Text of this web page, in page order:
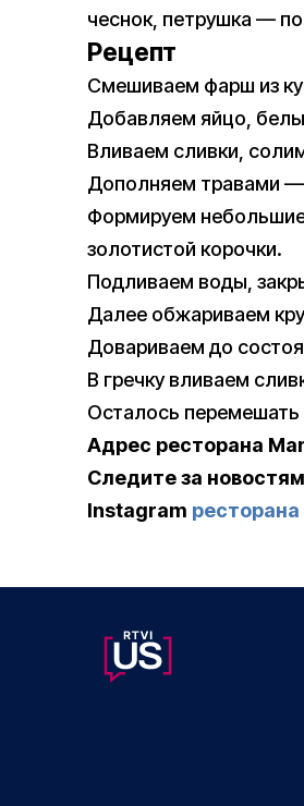
чеснок, петрушка — по
Рецепт
Смешиваем фарш из
Добавляем яйцо,
Вливаем сливки,
Дополняем травами
Формируем
золотистой корочки.
Подливаем воды,
Далее обжариваем
Довариваем до
В гречку вливаем
Осталось
Адрес ресторана
Следите за
Instagram